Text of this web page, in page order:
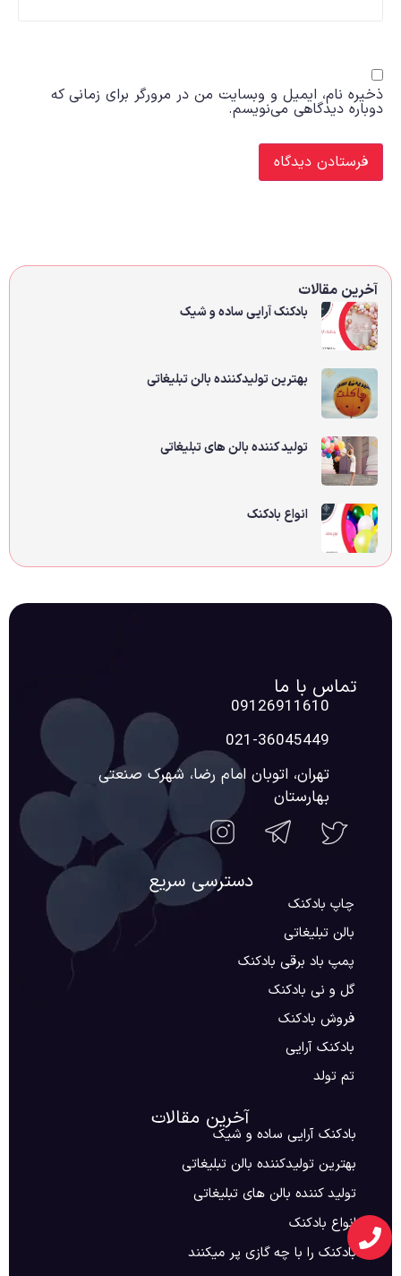
ذخیره نام، ایمیل و وبسایت من در مرورگر برای زمانی که
دوباره دیدگاهی می‌نویسم.
آخرین مقالات
بادکنک آرایی ساده و شیک
بهترین تولیدکننده بالن تبلیغاتی
تولید کننده بالن های تبلیغاتی
انواع بادکنک
تماس با ما
09126911610
021-36045449
تهران، اتوبان امام رضا، شهرک صنعتی
بهارستان
دسترسی سریع
چاپ بادکنک
بالن تبلیغاتی
پمپ باد برقی بادکنک
گل و نی بادکنک
فروش بادکنک
بادکنک آرایی
تم تولد
آخرین مقالات
بادکنک آرایی ساده و شیک
بهترین تولیدکننده بالن تبلیغاتی
تولید کننده بالن های تبلیغاتی
انواع بادکنک
بادکنک را با چه گازی پر میکنند